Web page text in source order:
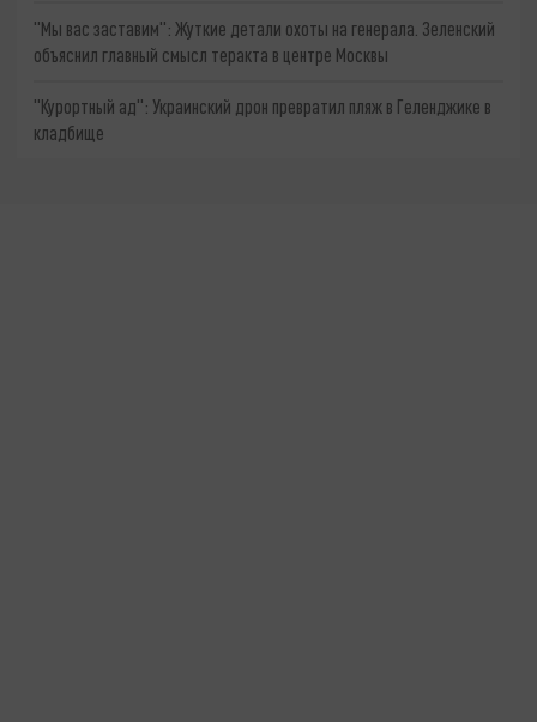
"Мы вас заставим": Жуткие детали охоты на генерала. Зеленский
объяснил главный смысл теракта в центре Москвы
"Курортный ад": Украинский дрон превратил пляж в Геленджике в
кладбище